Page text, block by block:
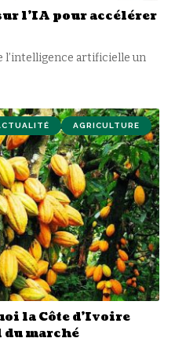
l’IA pour accélérer
l’intelligence artificielle un
AGRICULTURE
la Côte d’Ivoire
marché